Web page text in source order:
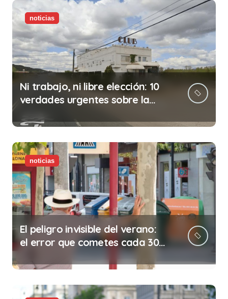
noticias
Ni trabajo, ni libre elección: 10
verdades urgentes sobre la
noticias
El peligro invisible del verano:
el error que cometes cada 30
minutos en tu trabajo (y la
ilegalidad que te puede costar
la vida)